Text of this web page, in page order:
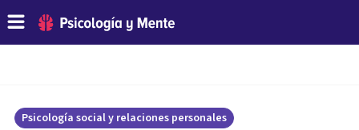
Psicología social y relaciones personales